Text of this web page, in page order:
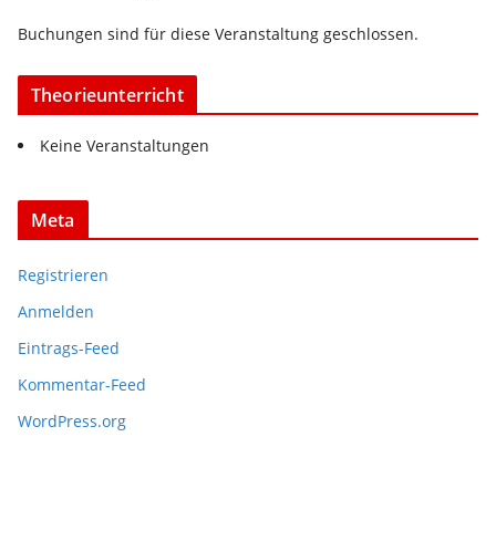
Buchungen sind für diese Veranstaltung geschlossen.
Theorieunterricht
Keine Veranstaltungen
Meta
Registrieren
Anmelden
Eintrags-Feed
Kommentar-Feed
WordPress.org